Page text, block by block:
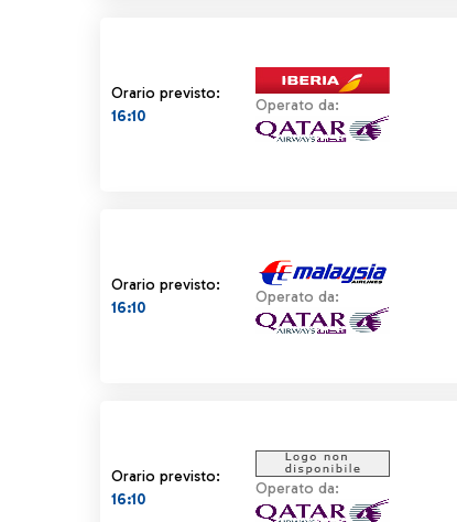
Orario previsto:
16:10
Operato da:
Orario previsto:
16:10
Operato da:
Orario previsto:
16:10
Operato da: